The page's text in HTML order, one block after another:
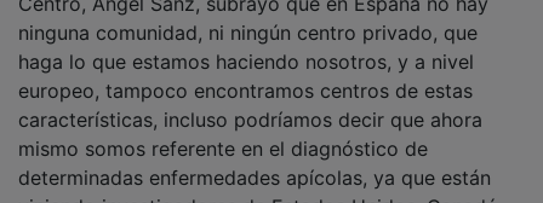
ninguna comunidad, ni ningún centro privado, que
haga lo que estamos haciendo nosotros, y a nivel
europeo, tampoco encontramos centros de estas
características, incluso podríamos decir que ahora
mismo somos referente en el diagnóstico de
determinadas enfermedades apícolas, ya que están
viniendo investigadores de Estados Unidos, Canadá,